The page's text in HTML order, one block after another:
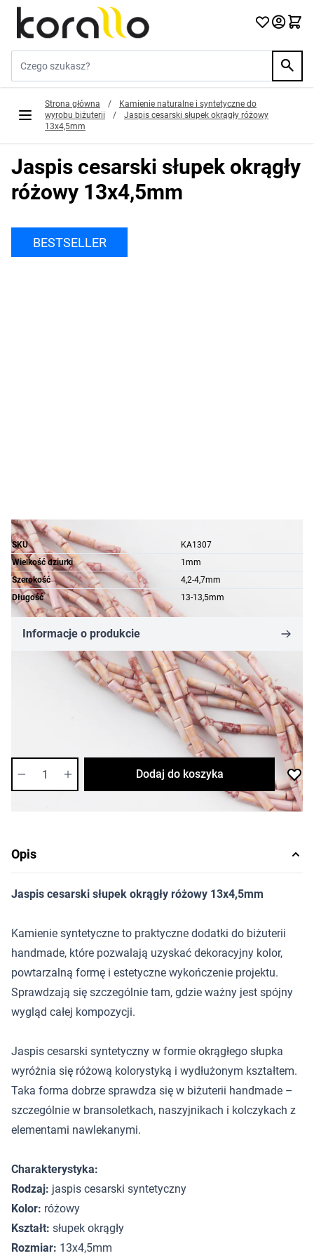
Przejdź do treści
Strona główna /
Kamienie naturalne i syntetyczne do
wyrobu biżuterii
/
Jaspis cesarski słupek okrągły różowy
13x4,5mm
Jaspis cesarski słupek okrągły
różowy 13x4,5mm
BESTSELLER
SKU
KA1307
Wielkość dziurki
1mm
Szerokość
4,2-4,7mm
Długość
13-13,5mm
Informacje o produkcie
Dostępność:średnia
Dodaj do koszyka
Opis
Jaspis cesarski słupek okrągły różowy 13x4,5mm
Kamienie syntetyczne to praktyczne dodatki do biżuterii
handmade, które pozwalają uzyskać dekoracyjny kolor,
powtarzalną formę i estetyczne wykończenie projektu.
Sprawdzają się szczególnie tam, gdzie ważny jest spójny
wygląd całej kompozycji.
Jaspis cesarski syntetyczny w formie okrągłego słupka
wyróżnia się różową kolorystyką i wydłużonym kształtem.
Taka forma dobrze sprawdza się w biżuterii handmade –
szczególnie w bransoletkach, naszyjnikach i kolczykach z
elementami nawlekanymi.
Charakterystyka:
Rodzaj: jaspis cesarski syntetyczny
Kolor: różowy
Kształt: słupek okrągły
Rozmiar: 13x4,5mm